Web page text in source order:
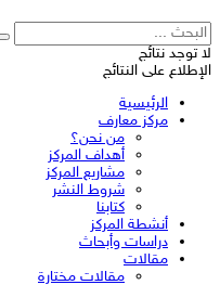
لا توجد نتائج
الإطلاع على النتائج
الرئيسية
مركز معارف
من نحن؟
أهداف المركز
مشاريع المركز
شروط النشر
كتابنا
أنشطة المركز
دراسات وأبحاث
مقالات
مقالات مختارة